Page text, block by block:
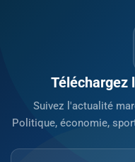
Téléchargez
Suivez l'actualité
Politique, économie,